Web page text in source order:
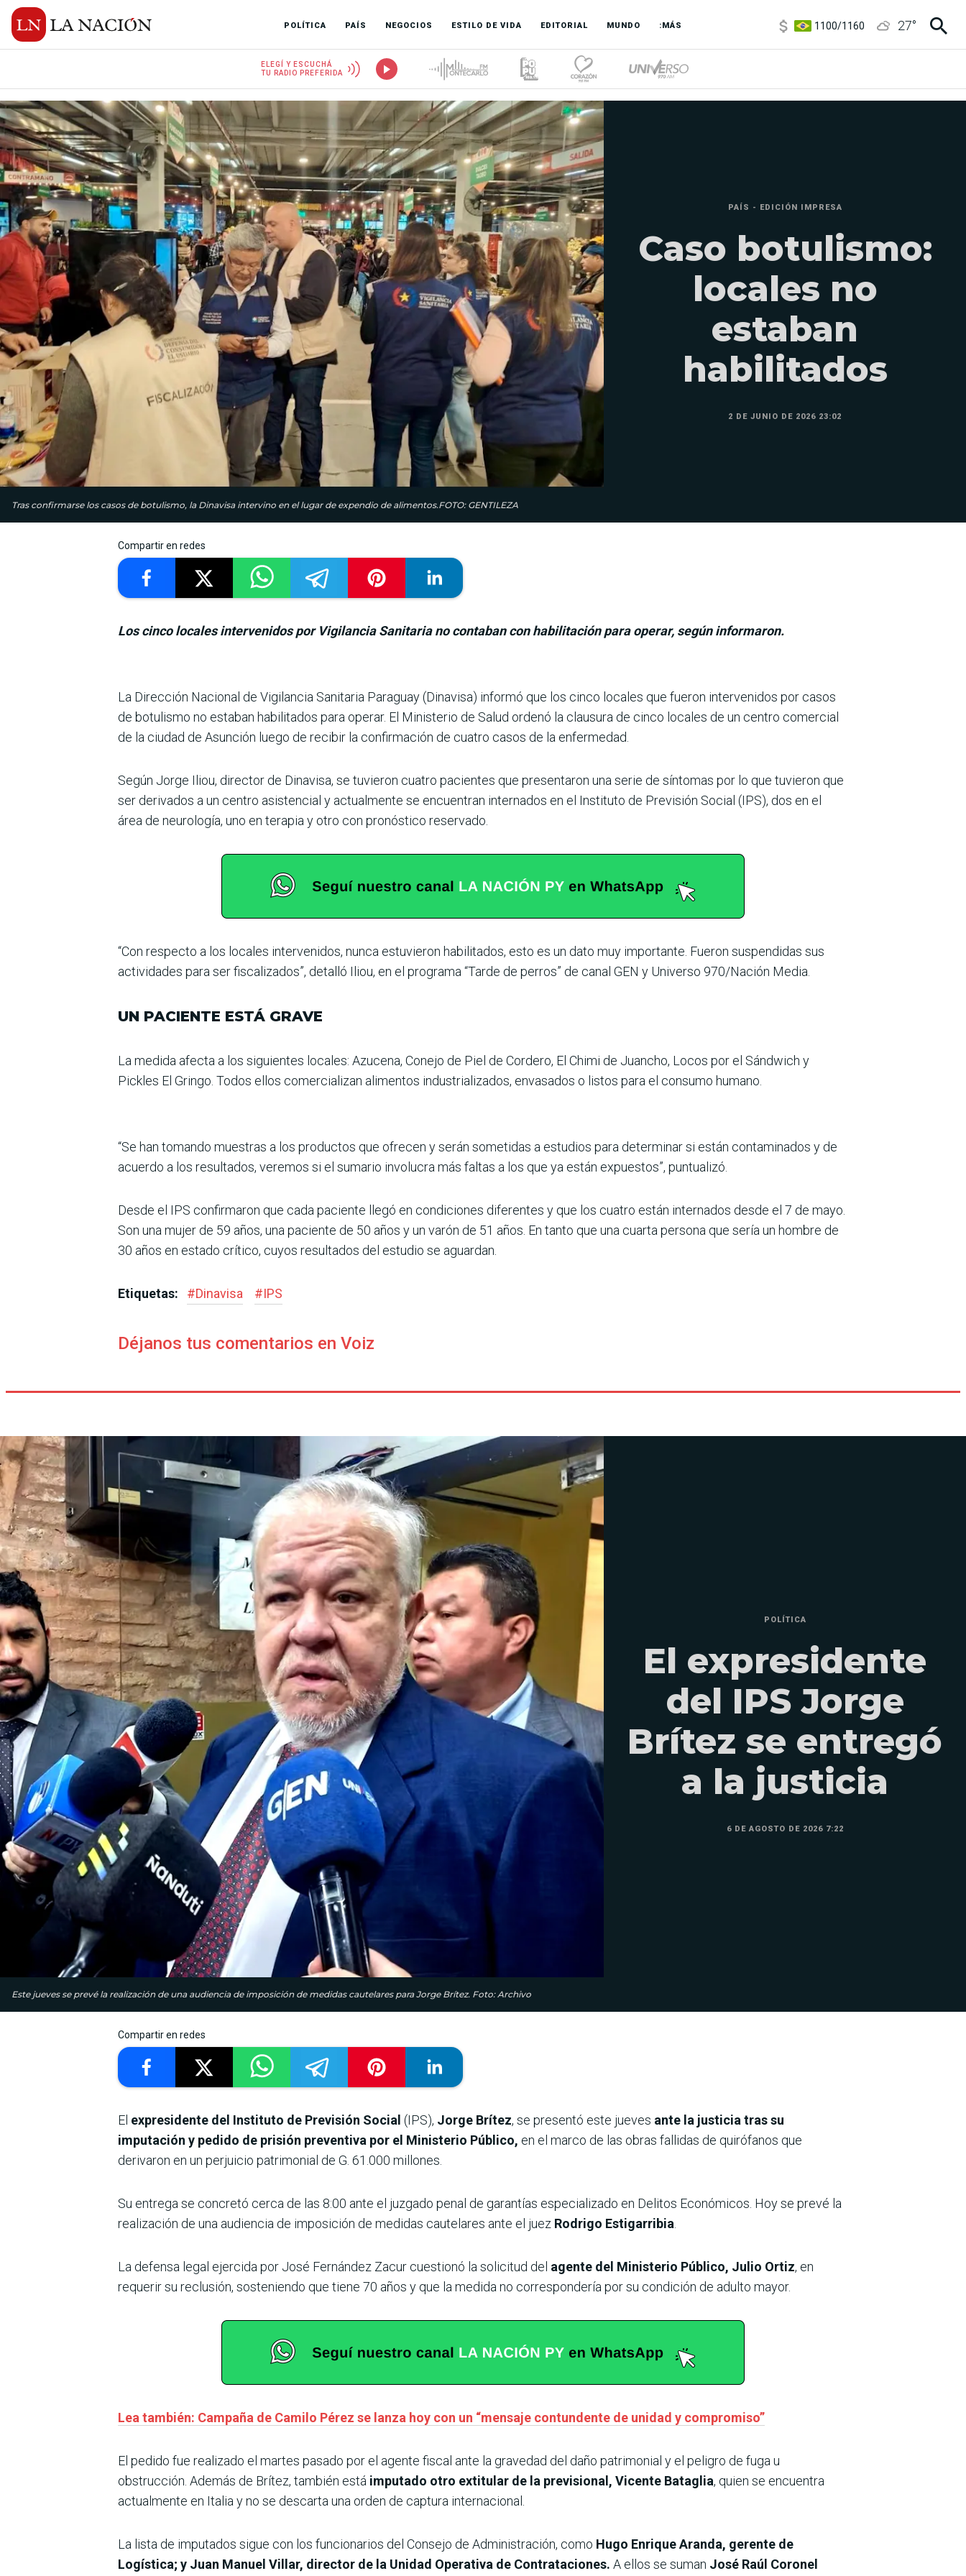
POLÍTICA PAÍS NEGOCIOS ESTILO DE VIDA EDITORIAL MUNDO :MÁS
3,8/4
27°
ELEGÍ Y ESCUCHÁ
TU RADIO PREFERIDA
Tras confirmarse los casos de botulismo, la Dinavisa intervino en el lugar de expendio de alimentos.FOTO: GENTILEZA
PAÍS - EDICIÓN IMPRESA
Caso botulismo:
locales no
estaban
habilitados
2 DE JUNIO DE 2026 23:02
Compartir en redes
Los cinco locales intervenidos por Vigilancia Sanitaria no contaban con habilitación para operar, según informaron.
La Dirección Nacional de Vigilancia Sanita­ria Paraguay (Dina­visa) informó que los cinco locales que fueron interveni­dos por casos
de botulismo no estaban habilitados para operar. El Ministerio de Salud ordenó la clausura de cinco locales de un centro comercial
de la ciudad de Asunción luego de recibir la confirmación de cuatro casos de la enfermedad.
Según Jorge Iliou, director de Dinavisa, se tuvieron cuatro pacientes que presentaron una serie de síntomas por lo que tuvieron que
ser derivados a un centro asistencial y actual­mente se encuentran interna­dos en el Instituto de Previsión Social (IPS), dos en el
área de neurología, uno en terapia y otro con pronóstico reservado.
“Con respecto a los locales intervenidos, nunca estuvie­ron habilitados, esto es un dato muy importante. Fueron suspendidas sus
actividades para ser fiscalizados”, detalló Iliou, en el programa “Tarde de perros” de canal GEN y Uni­verso 970/Nación Media.
UN PACIENTE ESTÁ GRAVE
La medida afecta a los siguien­tes locales: Azucena, Conejo de Piel de Cordero, El Chimi de Juancho, Locos por el Sánd­wich y
Pickles El Gringo. Todos ellos comercializan alimen­tos industrializados, envasa­dos o listos para el consumo humano.
“Se han tomando muestras a los productos que ofrecen y serán sometidas a estudios para determinar si están con­taminados y de
acuerdo a los resultados, veremos si el suma­rio involucra más faltas a los que ya están expuestos”, pun­tualizó.
Desde el IPS confirmaron que cada paciente llegó en condi­ciones diferentes y que los cua­tro están internados desde el 7 de mayo.
Son una mujer de 59 años, una paciente de 50 años y un varón de 51 años. En tanto que una cuarta persona que sería un hombre de
30 años en estado crítico, cuyos resul­tados del estudio se aguardan.
Etiquetas: #Dina­visa #IPS
Déjanos tus comentarios en Voiz
Este jueves se prevé la realización de una audiencia de imposición de medidas cautelares para Jorge Brítez. Foto: Archivo
POLÍTICA
El expresidente
del IPS Jorge
Brítez se entregó
a la justicia
6 DE AGOSTO DE 2026 7:22
Compartir en redes
El expresidente del Instituto de Previsión Social (IPS), Jorge Brítez, se presentó este jueves ante la justicia tras su
imputación y pedido de prisión preventiva por el Ministerio Público, en el marco de las obras fallidas de quirófanos que
derivaron en un perjuicio patrimonial de G. 61.000 millones.
Su entrega se concretó cerca de las 8:00 ante el juzgado penal de garantías especializado en Delitos Económicos. Hoy se prevé la
realización de una audiencia de imposición de medidas cautelares ante el juez Rodrigo Estigarribia
La defensa legal ejercida por José Fernández Zacur cuestionó la solicitud del agente del Ministerio Público, Julio Ortiz, en
requerir su reclusión, sosteniendo que tiene 70 años y que la medida no correspondería por su condición de adulto mayor.
Lea también: Campaña de Camilo Pérez se lanza hoy con un “mensaje contundente de unidad y compromiso”
El pedido fue realizado el martes pasado por el agente fiscal ante la gravedad del daño patrimonial y el peligro de fuga u
obstrucción. Además de Brítez, también está imputado otro extitular de la previsional, Vicente Bataglia, quien se encuentra
actualmente en Italia y no se descarta una orden de captura internacional.
La lista de imputados sigue con los funcionarios del Consejo de Administración, como Hugo Enrique Aranda, gerente de
Logística; y Juan Manuel Villar, director de la Unidad Operativa de Contrataciones. A ellos se suman José Raúl Coronel